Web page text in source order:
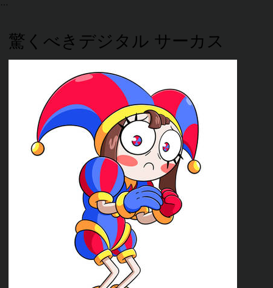
驚くべきデジタル サーカス